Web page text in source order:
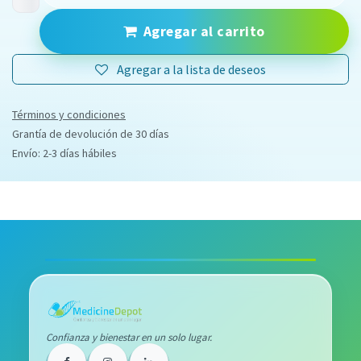
Agregar al carrito
Agregar a la lista de deseos
Términos y condiciones
Grantía de devolución de 30 días
Envío: 2-3 días hábiles
Confianza y bienestar en un solo lugar.